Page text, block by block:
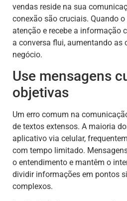
vendas reside na sua
conexão são cruciais. Quando
atenção e recebe a informação
a conversa flui, aumentando as
negócio.
Use mensagens
objetivas
Um erro comum na
de textos extensos. A maioria
aplicativo via celular,
com tempo limitado.
o entendimento e mantêm o
dividir informações em pontos
complexos.